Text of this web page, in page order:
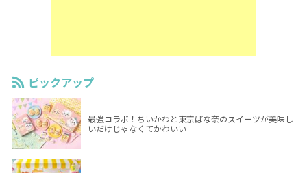
ピックアップ
最強コラボ！ちいかわと東京ばな奈のスイーツが美味し
いだけじゃなくてかわいい